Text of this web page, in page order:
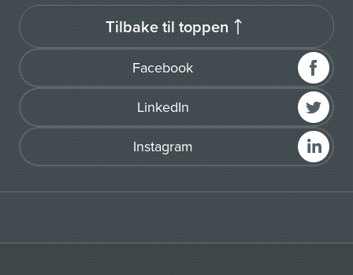
Facebook
LinkedIn
Instagram
Tilbake til toppen